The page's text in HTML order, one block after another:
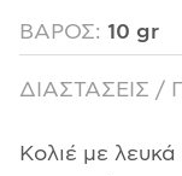
ΒΑΡΟΣ: 10 gr
ΔΙΑΣΤΑΣΕΙΣ /
Κολιέ με